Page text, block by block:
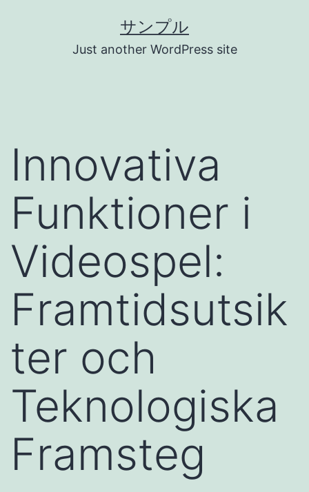
サンプル
Just another WordPress site
Innovativa
Funktioner i
Videospel:
Framtidsutsik
ter och
Teknologiska
Framsteg